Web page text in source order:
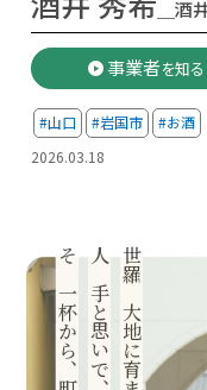
＿酒
事業者を知る
#山口 #岩国市
#お酒
2026.03.18